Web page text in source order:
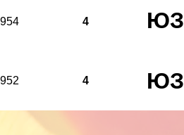
954 4 ЮЗ
952 4 ЮЗ